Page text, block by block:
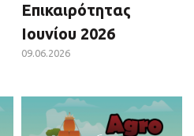
Επικαιρότητας
Ιουνίου 2026
09.06.2026